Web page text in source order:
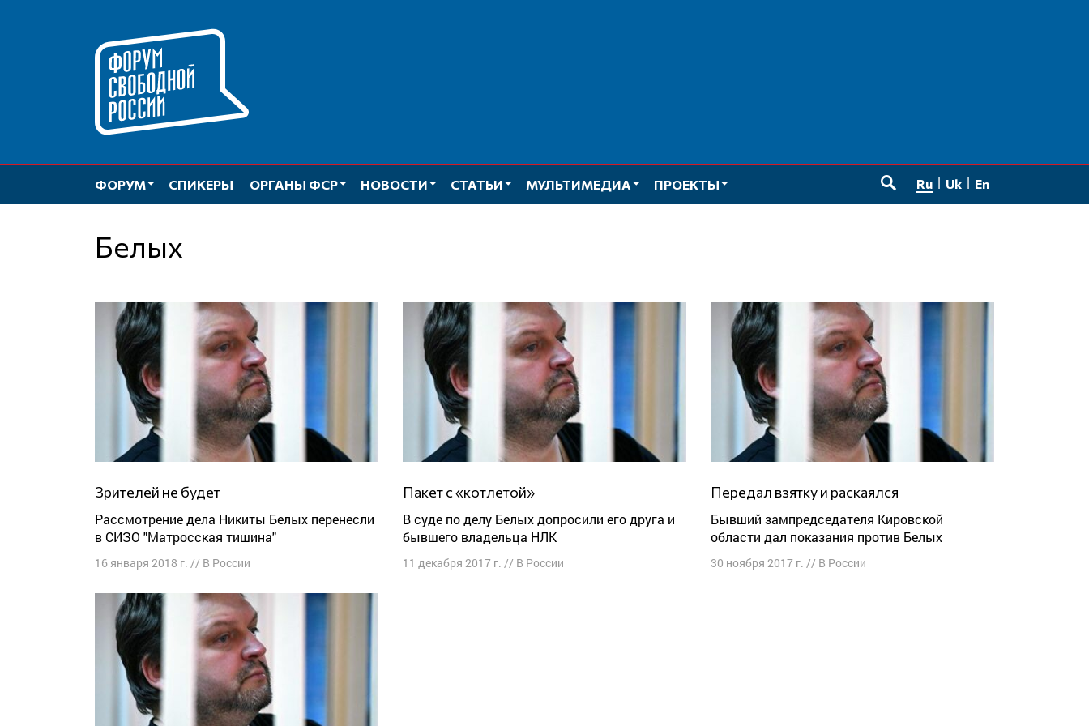
ФОРУМ СПИКЕРЫ ОРГАНЫ ФСР НОВОСТИ СТАТЬИ МУЛЬТИМЕДИА
ПРОЕКТЫ
Ru Uk En
Белых
Зрителей не будет
Рассмотрение дела Никиты Белых перенесли
в СИЗО "Матросская тишина"
16 января 2018 г. // В России
Пакет с «котлетой»
В суде по делу Белых допросили его друга и
бывшего владельца НЛК
11 декабря 2017 г. // В России
Передал взятку и раскаялся
Бывший зампредседателя Кировской
области дал показания против Белых
30 ноября 2017 г. // В России